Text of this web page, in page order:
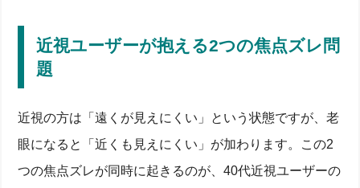
近視ユーザーが抱える2つの焦点ズレ問
題
近視の方は「遠くが見えにくい」という状態ですが、老
眼になると「近くも見えにくい」が加わります。この2
つの焦点ズレが同時に起きるのが、40代近視ユーザーの